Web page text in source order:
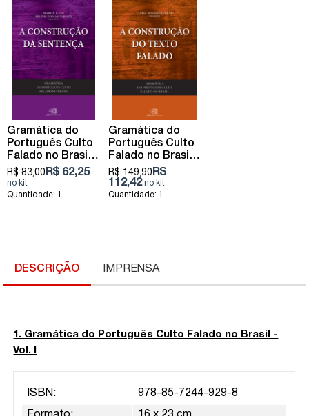
Gramática do
Português Culto
Falado no Brasil
Vol. II - a
construção da
sentença
R$ 83,00 R$ 62,25
Quantidade: 1
Gramática do
Português Culto
Falado no Brasil
Vol. I - a
construção do
texto falado
R$ 149,90 R$
112,42
Quantidade: 1
DESCRIÇÃO IMPRENSA
1. Gramática do Português Culto Falado no Brasil -
Vol. I
ISBN: 978-85-7244-929-8